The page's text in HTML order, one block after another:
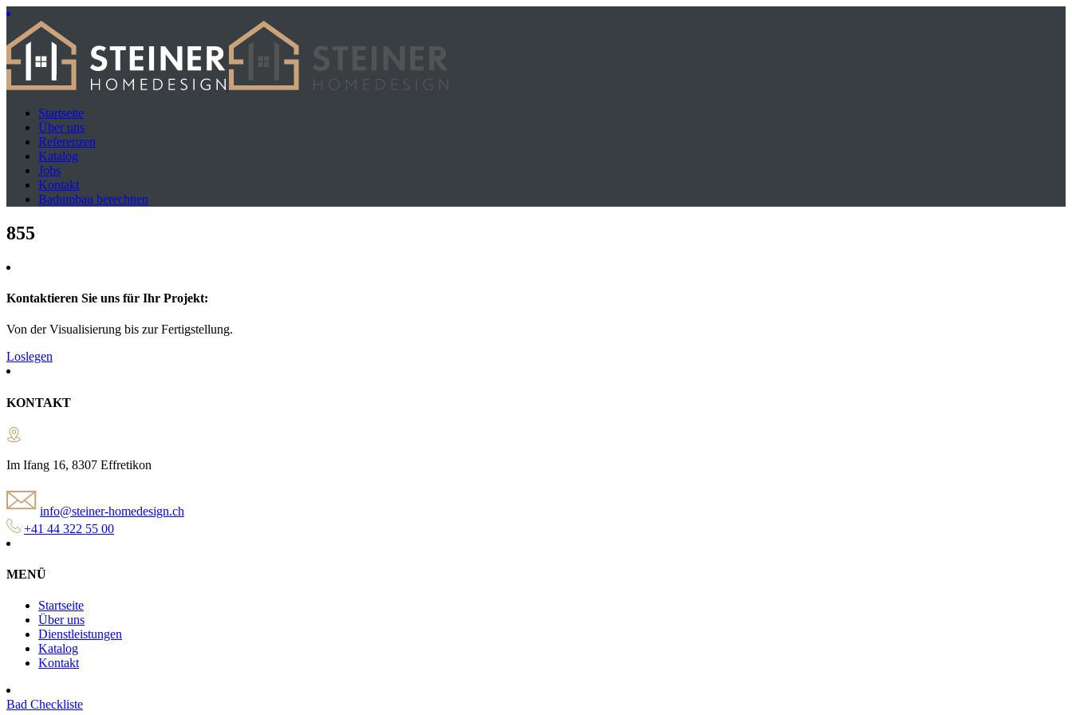
Startseite
Über uns
Referenzen
Katalog
Jobs
Kontakt
Badumbau berechnen
855
Kontaktieren Sie uns für Ihr Projekt:
Von der Visualisierung bis zur Fertigstellung.
Loslegen
KONTAKT
Im Ifang 16, 8307 Effretikon
info@steiner-homedesign.ch
+41 44 322 55 00
MENÜ
Startseite
Über uns
Dienstleistungen
Katalog
Kontakt
Bad Checkliste